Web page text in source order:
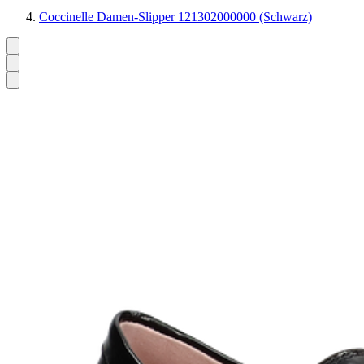
Coccinelle Damen-Slipper 121302000000 (Schwarz)